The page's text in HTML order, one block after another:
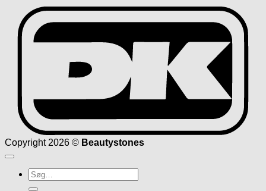
Copyright 2026 © Beautystones
Søg
efter: